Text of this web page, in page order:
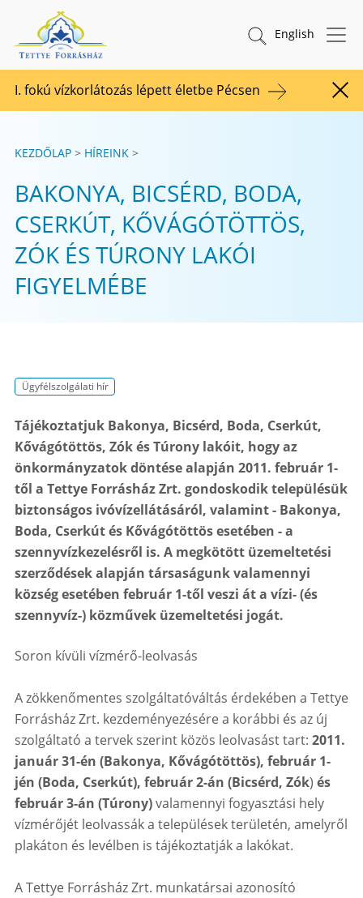
Tovább a tartalomhoz
TETTYE FORRÁSHÁZ Zrt. Keresés indítása
English
I. fokú vízkorlátozás lépett életbe Pécsen
KEZDŐLAP HÍREINK
BAKONYA, BICSÉRD, BODA,
CSERKÚT, KŐVÁGÓTÖTTÖS,
ZÓK ÉS TÚRONY LAKÓI
FIGYELMÉBE
Ügyfélszolgálati hír
Tájékoztatjuk Bakonya, Bicsérd, Boda, Cserkút,
Kővágótöttös, Zók és Túrony lakóit, hogy az
önkormányzatok döntése alapján 2011. február 1-
től a Tettye Forrásház Zrt. gondoskodik településük
biztonságos ivóvízellátásáról, valamint - Bakonya,
Boda, Cserkút és Kővágótöttös esetében - a
szennyvízkezelésről is. A megkötött üzemeltetési
szerződések alapján társaságunk valamennyi
község esetében február 1-től veszi át a vízi- (és
szennyvíz-) közművek üzemeltetési jogát.
Soron kívüli vízmérő-leolvasás
A zökkenőmentes szolgáltatóváltás érdekében a Tettye
Forrásház Zrt. kezdeményezésére a korábbi és az új
szolgáltató a tervek szerint közös leolvasást tart: 2011.
január 31-én (Bakonya, Kővágótöttös), február 1-
jén (Boda, Cserkút), február 2-án (Bicsérd, Zók) és
február 3-án (Túrony)valamennyi fogyasztási hely
vízmérőjét leolvassák a települések területén, amelyről
plakáton és levélben is tájékoztatják a lakókat.
A Tettye Forrásház Zrt. munkatársai azonosító